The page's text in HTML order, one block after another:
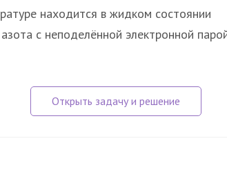
находится в жидком состоянии
с неподелённой электронной